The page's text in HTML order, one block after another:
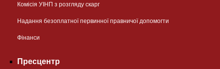
Комісія УІНП з розгляду скарг
Надання безоплатної первинної правничої допомогти
Фінанси
Пресцентр